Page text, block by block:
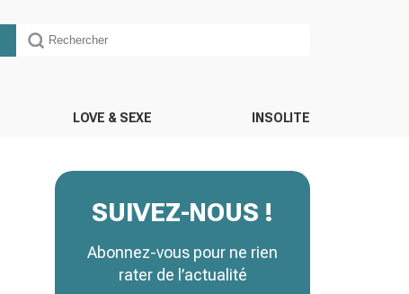
LOVE & SEXE INSOLITE
SUIVEZ-NOUS !
Abonnez-vous pour ne rien
rater de l’actualité